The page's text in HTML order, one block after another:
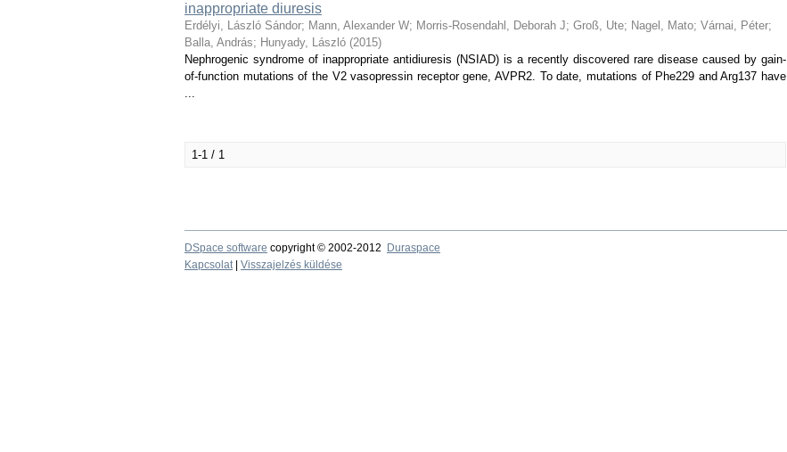
inappropriate diuresis
Erdélyi, László Sándor; Mann, Alexander W; Morris-Rosendahl, Deborah J; Groß, Ute; Nagel, Mato; Várnai, Péter;
Balla, András; Hunyady, László (2015)
Nephrogenic syndrome of inappropriate antidiuresis (NSIAD) is a recently discovered rare disease caused by gain-
of-function mutations of the V2 vasopressin receptor gene, AVPR2. To date, mutations of Phe229 and Arg137 have
...
1-1 / 1
DSpace software copyright © 2002-2012
Duraspace
Kapcsolat| Visszajelzés küldése